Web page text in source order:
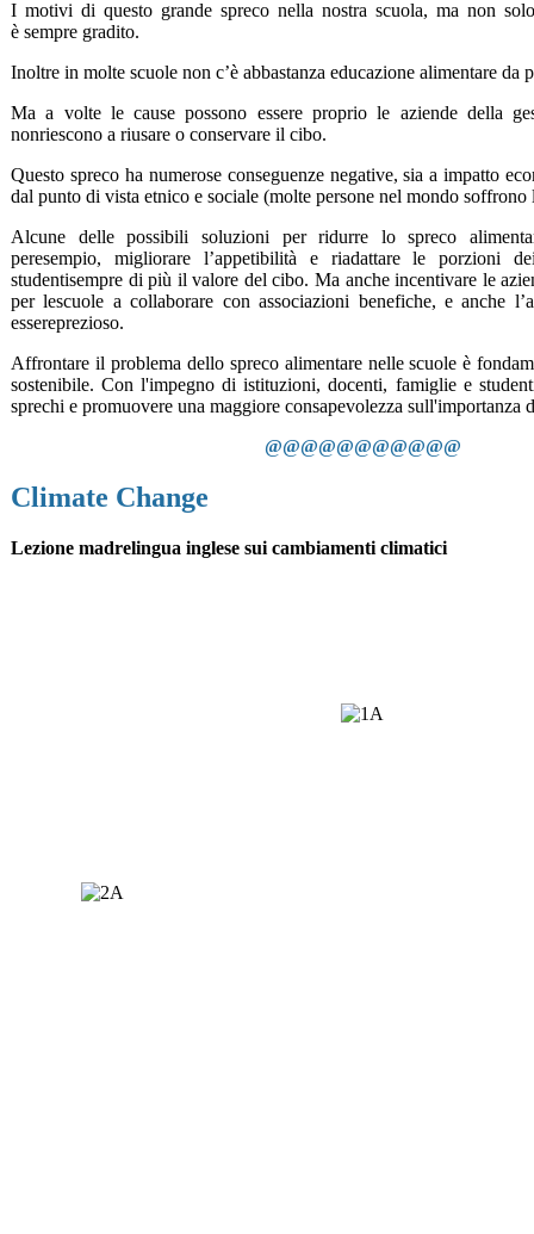
I motivi di questo grande spreco nella nostra scuola, ma non
è sempre gradito.
Inoltre in molte scuole non c’è abbastanza educazione alimentare da
Ma a volte le cause possono essere proprio le aziende della
nonriescono a riusare o conservare il cibo.
Questo spreco ha numerose conseguenze negative, sia a impatto
dal punto di vista etnico e sociale (molte persone nel mondo soffrono
Alcune delle possibili soluzioni per ridurre lo spreco
peresempio, migliorare l’appetibilità e riadattare le porzioni
studentisempre di più il valore del cibo. Ma anche incentivare le
per lescuole a collaborare con associazioni benefiche, e anche
essereprezioso.
Affrontare il problema dello spreco alimentare nelle scuole è
sostenibile. Con l'impegno di istituzioni, docenti, famiglie e
sprechi e promuovere una maggiore consapevolezza sull'importanza
@@@@@@@@@@@
Climate Change
Lezione madrelingua inglese sui cambiamenti climatici